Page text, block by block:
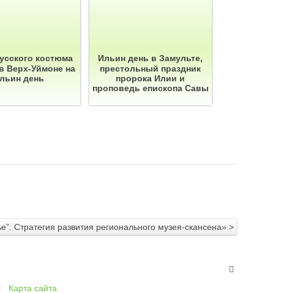
костюма
Верх-Уймоне на
день
Ильин день в Замульте,
престольный праздник
пророка Илии и
проповедь епископа Савы
Стратегия развития регионального музея-скансена» >
Карта сайта